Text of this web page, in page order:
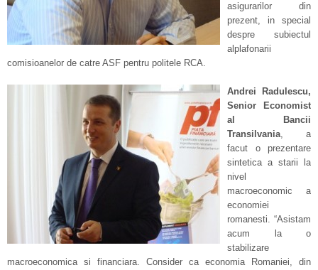
asigurarilor din
prezent, in special
despre subiectul
alplafonarii
comisioanelor de catre ASF pentru politele RCA.
Andrei Radulescu,
Senior Economist
al Bancii
Transilvania, a
facut o prezentare
sintetica a starii la
nivel
macroeconomic a
economiei
romanesti. “Asistam
acum la o
stabilizare
macroeconomica si financiara. Consider ca economia Romaniei, din